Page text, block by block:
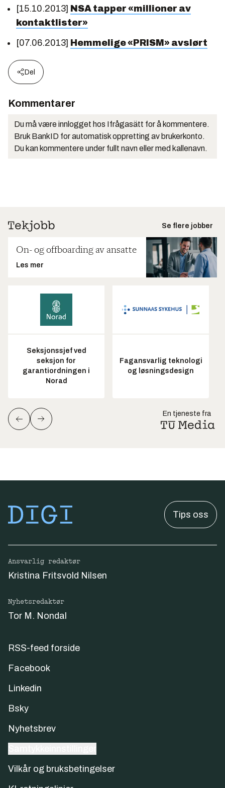
[15.10.2013] NSA tapper «millioner av
kontaktlister»
[07.06.2013] Hemmelige «PRISM» avslørt
Del
Kommentarer
Du må være innlogget hos Ifrågasätt for å kommentere.
Bruk BankID for automatisk oppretting av brukerkonto.
Du kan kommentere under fullt navn eller med kallenavn.
Se flere jobber
On- og offboarding av ansatte
Les mer
Seksjonssjef ved
seksjon for
garantiordningen i
Norad
Fagansvarlig teknologi
og løsningsdesign
En tjeneste fra
Tips oss
Ansvarlig redaktør
Kristina Fritsvold Nilsen
Nyhetsredaktør
Tor M. Nondal
RSS-feed forside
Facebook
Linkedin
Bsky
Nyhetsbrev
Vilkår og bruksbetingelser